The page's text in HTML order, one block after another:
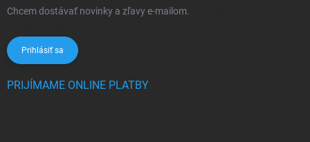
Chcem dostávať novinky a zľavy e-mailom.
Prihlásiť sa
PRIJÍMAME ONLINE PLATBY